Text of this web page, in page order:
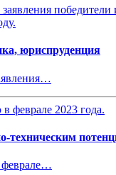
юриспруденция
техническим
феврале…